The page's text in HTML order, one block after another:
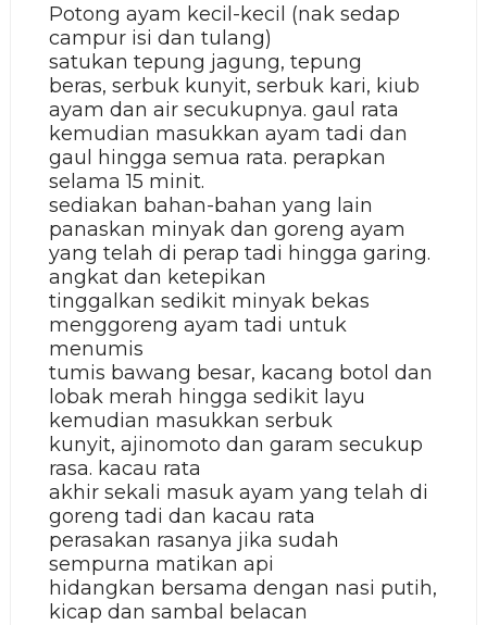
Potong ayam kecil-kecil (nak sedap
campur isi dan tulang)
satukan tepung jagung, tepung
beras, serbuk kunyit, serbuk kari, kiub
ayam dan air secukupnya. gaul rata
kemudian masukkan ayam tadi dan
gaul hingga semua rata. perapkan
selama 15 minit.
sediakan bahan-bahan yang lain
panaskan minyak dan goreng ayam
yang telah di perap tadi hingga garing.
angkat dan ketepikan
tinggalkan sedikit minyak bekas
menggoreng ayam tadi untuk
menumis
tumis bawang besar, kacang botol dan
lobak merah hingga sedikit layu
kemudian masukkan serbuk
kunyit, ajinomoto dan garam secukup
rasa. kacau rata
akhir sekali masuk ayam yang telah di
goreng tadi dan kacau rata
perasakan rasanya jika sudah
sempurna matikan api
hidangkan bersama dengan nasi putih,
kicap dan sambal belacan